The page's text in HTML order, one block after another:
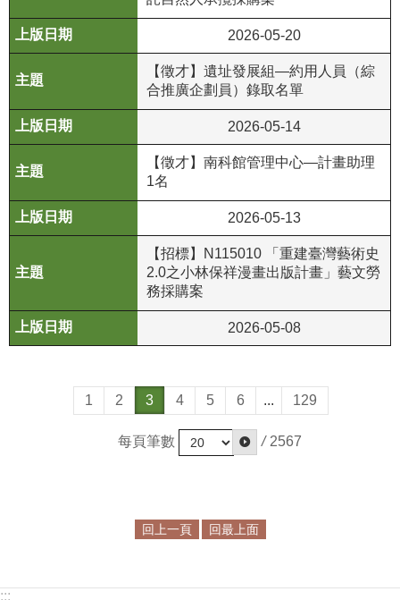
2026-05-20
【徵才】遺址發展組—約用人員（綜
合推廣企劃員）錄取名單
2026-05-14
【徵才】南科館管理中心—計畫助理
1名
2026-05-13
【招標】N115010 「重建臺灣藝術史
2.0之小林保祥漫畫出版計畫」藝文勞
務採購案
2026-05-08
1 2 3 4 5 6 ... 129
每頁筆數 / 2567
回上一頁 回最上面
:::